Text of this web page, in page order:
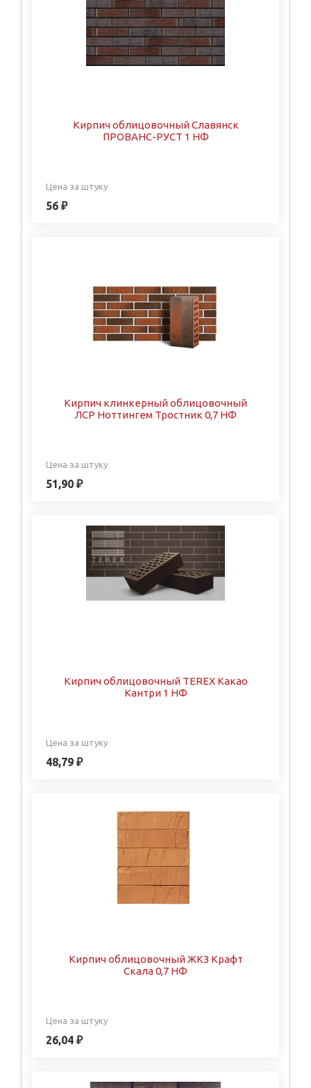
Кирпич облицовочный Славянск
ПРОВАНС-РУСТ 1 НФ
Цена за штуку
56 ₽
Кирпич клинкерный облицовочный
ЛСР Ноттингем Тростник 0,7 НФ
Цена за штуку
51,90 ₽
Кирпич облицовочный TEREX Какао
Кантри 1 НФ
Цена за штуку
48,79 ₽
Кирпич облицовочный ЖКЗ Крафт
Скала 0,7 НФ
Цена за штуку
26,04 ₽